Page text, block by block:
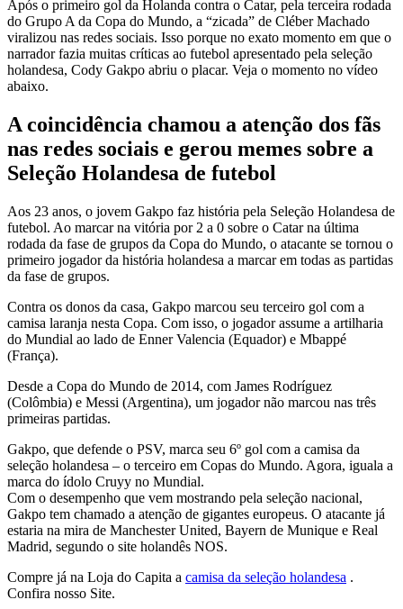
Após o primeiro gol da Holanda contra o Catar, pela terceira rodada
do Grupo A da Copa do Mundo, a “zicada” de Cléber Machado
viralizou nas redes sociais. Isso porque no exato momento em que o
narrador fazia muitas críticas ao futebol apresentado pela seleção
holandesa, Cody Gakpo abriu o placar. Veja o momento no vídeo
abaixo.
A coincidência chamou a atenção dos fãs
nas redes sociais e gerou memes sobre a
Seleção Holandesa de futebol
Aos 23 anos, o jovem Gakpo faz história pela Seleção Holandesa de
futebol. Ao marcar na vitória por 2 a 0 sobre o Catar na última
rodada da fase de grupos da Copa do Mundo, o atacante se tornou o
primeiro jogador da história holandesa a marcar em todas as partidas
da fase de grupos.
Contra os donos da casa, Gakpo marcou seu terceiro gol com a
camisa laranja nesta Copa. Com isso, o jogador assume a artilharia
do Mundial ao lado de Enner Valencia (Equador) e Mbappé
(França).
Desde a Copa do Mundo de 2014, com James Rodríguez
(Colômbia) e Messi (Argentina), um jogador não marcou nas três
primeiras partidas.
Gakpo, que defende o PSV, marca seu 6º gol com a camisa da
seleção holandesa – o terceiro em Copas do Mundo. Agora, iguala a
marca do ídolo Cruyy no Mundial.
Com o desempenho que vem mostrando pela seleção nacional,
Gakpo tem chamado a atenção de gigantes europeus. O atacante já
estaria na mira de Manchester United, Bayern de Munique e Real
Madrid, segundo o site holandês NOS.
Compre já na Loja do Capita a camisa da seleção holandesa .
Confira nosso Site.